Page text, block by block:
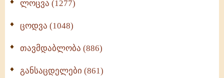
ლოცვა (1277)
ცოდვა (1048)
თავმდაბლობა (886)
განსაცდელები (861)